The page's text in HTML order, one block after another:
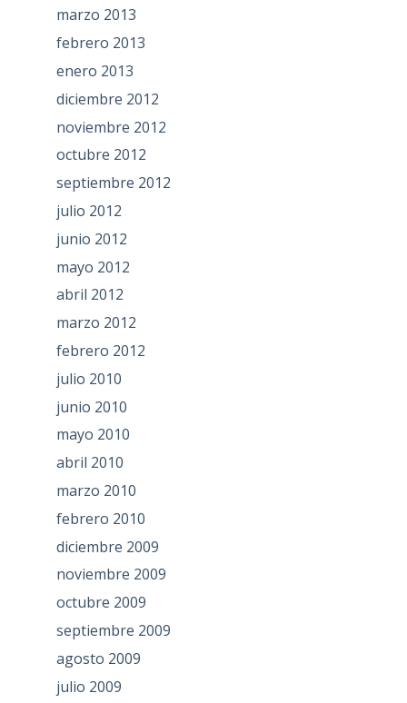
marzo 2013
febrero 2013
enero 2013
diciembre 2012
noviembre 2012
octubre 2012
septiembre 2012
julio 2012
junio 2012
mayo 2012
abril 2012
marzo 2012
febrero 2012
julio 2010
junio 2010
mayo 2010
abril 2010
marzo 2010
febrero 2010
diciembre 2009
noviembre 2009
octubre 2009
septiembre 2009
agosto 2009
julio 2009